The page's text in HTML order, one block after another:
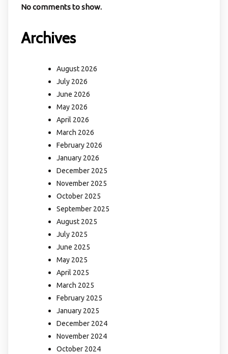
No comments to show.
Archives
August 2026
July 2026
June 2026
May 2026
April 2026
March 2026
February 2026
January 2026
December 2025
November 2025
October 2025
September 2025
August 2025
July 2025
June 2025
May 2025
April 2025
March 2025
February 2025
January 2025
December 2024
November 2024
October 2024